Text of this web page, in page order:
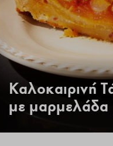
Καλοκαιρινή
με μαρμελάδα